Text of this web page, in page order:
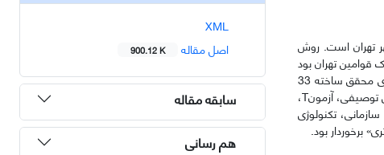
تهران است. روش
و مشتریان ادارات مرکزی بانک قوامین تهران بود
که با استفاده از فرمول کوکران تعداد 265 نفر از کارکنان و تعداد 384 نفر از مشتریان به عنوان افراد نمونه انتخاب شدند. ابزار مورد استفاده پرسشنامه‌های محقق ساخته 33
سؤالی بود و پایـایی آن با استفاده از روش آلفای کرونباخ و روایی آن نیز از طریق روایی صوری و محتوا تایید شـد. بـرای تجزیـه و تحلیل داده‌ها از روش‌های آماری توصیفی، آزمونT،
تکنولوژی
برخوردار بود.
XML
اصل مقاله
900.12 K
سابقه مقاله
هم رسانی